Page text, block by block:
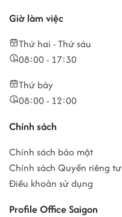
Giờ làm việc
Thứ hai - Thứ sáu
08:00 - 17:30
Thứ bảy
08:00 - 12:00
Chính sách
Chính sách bảo mật
Chính sách Quyền riêng tư
Điều khoản sử dụng
Profile Office Saigon